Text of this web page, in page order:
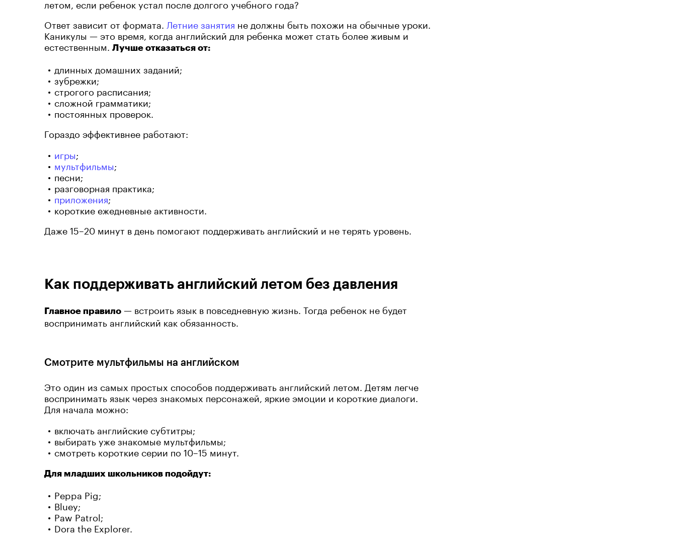
летом, если ребенок устал после долгого учебного года?
Ответ зависит от формата. Летние занятия не должны быть похожи на обычные уроки.
Каникулы — это время, когда английский для ребенка может стать более живым и
естественным. Лучше отказаться от:
длинных домашних заданий;
зубрежки;
строгого расписания;
сложной грамматики;
постоянных проверок.
Гораздо эффективнее работают:
игры;
мультфильмы;
песни;
разговорная практика;
приложения;
короткие ежедневные активности.
Даже 15–20 минут в день помогают поддерживать английский и не терять уровень.
Как поддерживать английский летом без давления
Главное правило — встроить язык в повседневную жизнь. Тогда ребенок не будет
воспринимать английский как обязанность.
Смотрите мультфильмы на английском
Это один из самых простых способов поддерживать английский летом. Детям легче
воспринимать язык через знакомых персонажей, яркие эмоции и короткие диалоги.
Для начала можно:
включать английские субтитры;
выбирать уже знакомые мультфильмы;
смотреть короткие серии по 10–15 минут.
Для младших школьников подойдут:
Peppa Pig;
Bluey;
Paw Patrol;
Dora the Explorer.